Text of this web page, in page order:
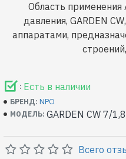
Область
давления, GARDEN
аппаратами,
: Есть в наличии
БРЕНД: NPO
МОДЕЛЬ: GARDEN CW 7/1,8
Всего